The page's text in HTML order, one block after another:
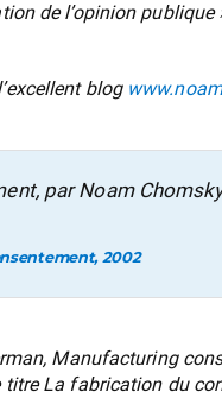
de l’opinion publique
blog
par Noam
, 2002
Manufacturing
titreLa fabrication du